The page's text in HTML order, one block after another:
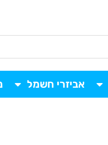
אביזרי חשמל